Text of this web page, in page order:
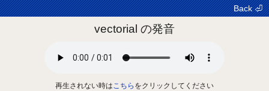
Back ⏎
vectorial の発音
再生されない時はこちら をクリックしてください